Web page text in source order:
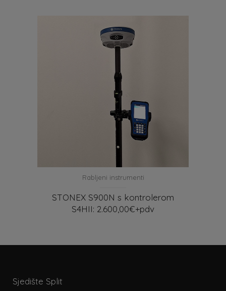
Rabljeni instrumenti
STONEX S900N s kontrolerom
S4HII: 2.600,00€+pdv
Sjedište Split